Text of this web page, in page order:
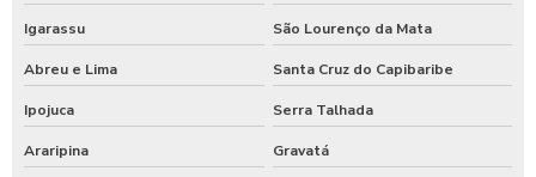
Igarassu São Lourenço da Mata
Abreu e Lima Santa Cruz do Capibaribe
Ipojuca Serra Talhada
Araripina Gravatá